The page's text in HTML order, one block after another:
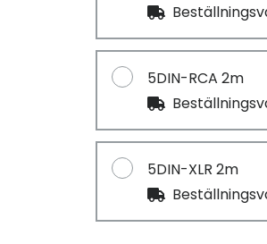
5DIN-RCA 2m
5DIN-XLR 2m